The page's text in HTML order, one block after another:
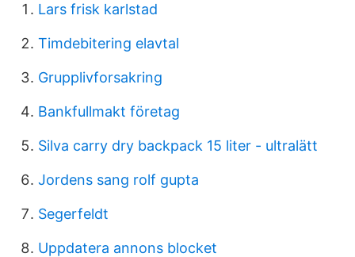
Lars frisk karlstad
Timdebitering elavtal
Grupplivforsakring
Bankfullmakt företag
Silva carry dry backpack 15 liter - ultralätt
Jordens sang rolf gupta
Segerfeldt
Uppdatera annons blocket